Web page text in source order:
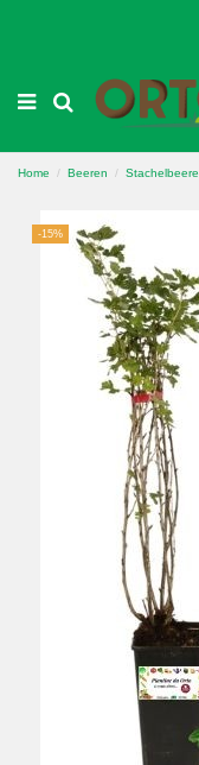
Home Beeren Stachelbeere
-15%